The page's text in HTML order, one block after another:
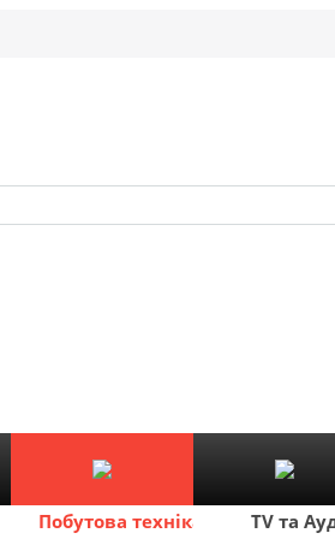
Побутова техніка TV та